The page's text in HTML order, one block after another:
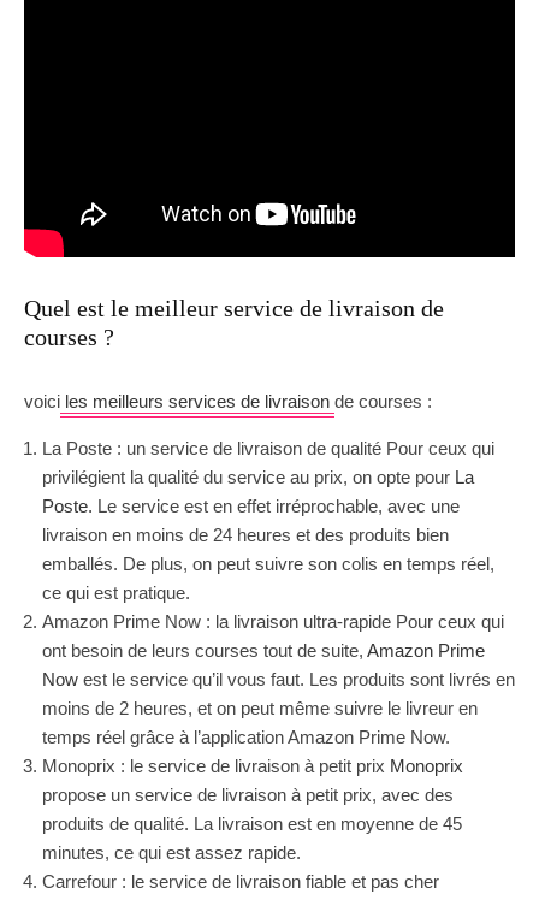
Quel est le meilleur service de livraison de
courses ?
voici les meilleurs services de livraison de courses :
La Poste : un service de livraison de qualité Pour ceux qui
privilégient la qualité du service au prix, on opte pour La
Poste. Le service est en effet irréprochable, avec une
livraison en moins de 24 heures et des produits bien
emballés. De plus, on peut suivre son colis en temps réel,
ce qui est pratique.
Amazon Prime Now : la livraison ultra-rapide Pour ceux qui
ont besoin de leurs courses tout de suite, Amazon Prime
Now est le service qu’il vous faut. Les produits sont livrés en
moins de 2 heures, et on peut même suivre le livreur en
temps réel grâce à l’application Amazon Prime Now.
Monoprix : le service de livraison à petit prix Monoprix
propose un service de livraison à petit prix, avec des
produits de qualité. La livraison est en moyenne de 45
minutes, ce qui est assez rapide.
Carrefour : le service de livraison fiable et pas cher